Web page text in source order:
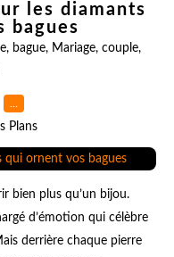
les diamants
bagues
, bague, Mariage, couple,
…
Plans
bien plus qu’un bijou.
d’émotion qui célèbre
derrière chaque pierre